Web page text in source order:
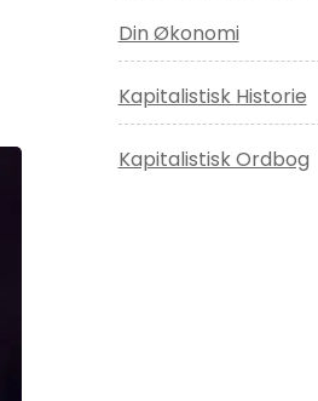
Din Økonomi
Kapitalistisk Historie
Kapitalistisk Ordbog